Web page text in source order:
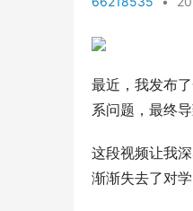
最近，我发布
系问题，最终
这段视频让我
渐渐失去了对